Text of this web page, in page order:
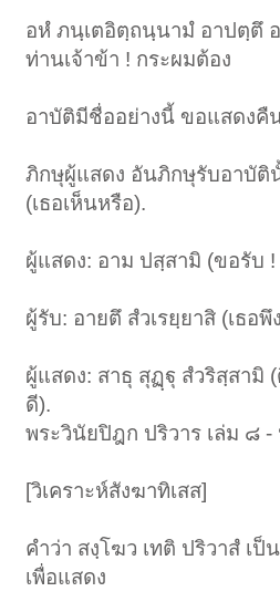
อหํ ภนฺเตอิตฺถนฺนามํ อาปตฺตึ
ท่านเจ้าข้า ! กระผมต้อง
อาบัติมีชื่ออย่างนี้ ขอแสดงคื
ภิกษุผู้แสดง อันภิกษุรับอาบัติ
(เธอเห็นหรือ).
ผู้แสดง: อาม ปสฺสามิ (ขอรับ !
ผู้รับ: อายตึ สํวเรยฺยาสิ (เธอ
ผู้แสดง: สาธุ สุฏฺฐุ สํวริสฺสามิ
ดี).
พระวินัยปิฎก ปริวาร เล่ม ๘
[วิเคราะห์สังฆาทิเสส]
คำว่า สงฺโฆว เทติ ปริวาสํ เ
เพื่อแสดง